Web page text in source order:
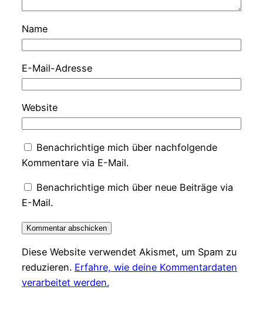
Name
E-Mail-Adresse
Website
Benachrichtige mich über nachfolgende
Kommentare via E-Mail.
Benachrichtige mich über neue Beiträge via
E-Mail.
Diese Website verwendet Akismet, um Spam zu
reduzieren. Erfahre, wie deine Kommentardaten
verarbeitet werden.